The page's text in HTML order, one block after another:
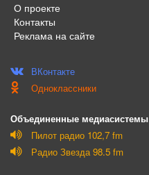
О проекте
Контакты
Реклама на сайте
ВКонтакте
Одноклассники
Объединенные медиасистемы
Пилот радио 102,7 fm
Радио Звезда 98.5 fm